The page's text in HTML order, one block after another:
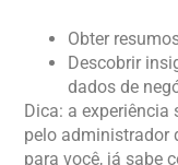
Obter
Descobrir
dados de
Dica: a
pelo administrador
para você, já sabe